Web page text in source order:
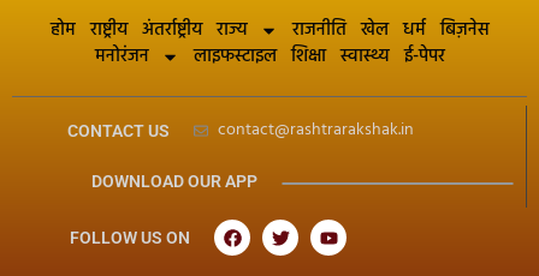
होम राष्ट्रीय अंतर्राष्ट्रीय राज्य राजनीति खेल धर्म बिज़नेस
मनोरंजन
लाइफस्टाइल शिक्षा स्वास्थ्य ई-पेपर
CONTACT US contact@rashtrarakshak.in
DOWNLOAD OUR APP
FOLLOW US ON